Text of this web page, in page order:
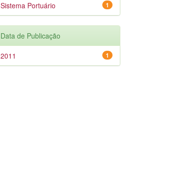
1
Sistema Portuário
Data de Publicação
1
2011